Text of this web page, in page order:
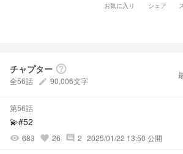
お気に入り シェア
チャプター help_outline
全56話 create 90,006文字
第56話
💫#52
visibility 683 favorite 26 comment 2 2025/01/22 13:50 公開